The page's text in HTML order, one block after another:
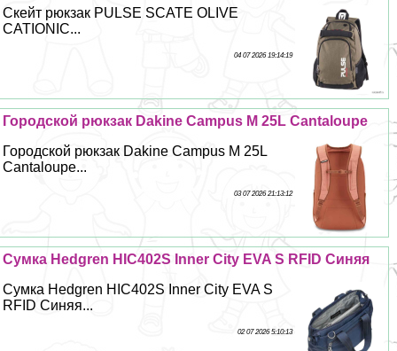
Скейт рюкзак PULSE SCATE OLIVE
CATIONIC...
04 07 2026 19:14:19
Городской рюкзак Dakine Campus M 25L Cantaloupe
Городской рюкзак Dakine Campus M 25L
Cantaloupe...
03 07 2026 21:13:12
Сумка Hedgren HIC402S Inner City EVA S RFID Синяя
Сумка Hedgren HIC402S Inner City EVA S
RFID Синяя...
02 07 2026 5:10:13